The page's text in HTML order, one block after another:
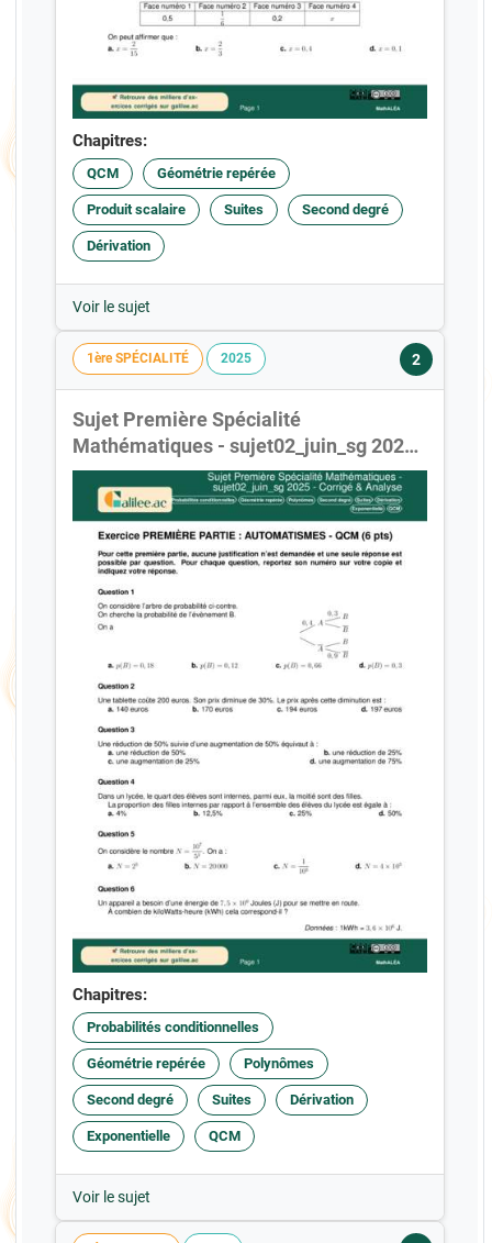
Chapitres:
QCM Géométrie repérée
Produit scalaire Suites Second degré
Dérivation
Voir le sujet
2
1ère SPÉCIALITÉ 2025
Sujet Première Spécialité
Mathématiques - sujet02_juin_sg 2025 -
Corrigé & Analyse
Chapitres:
Probabilités conditionnelles
Géométrie repérée Polynômes
Second degré Suites Dérivation
Exponentielle QCM
Voir le sujet